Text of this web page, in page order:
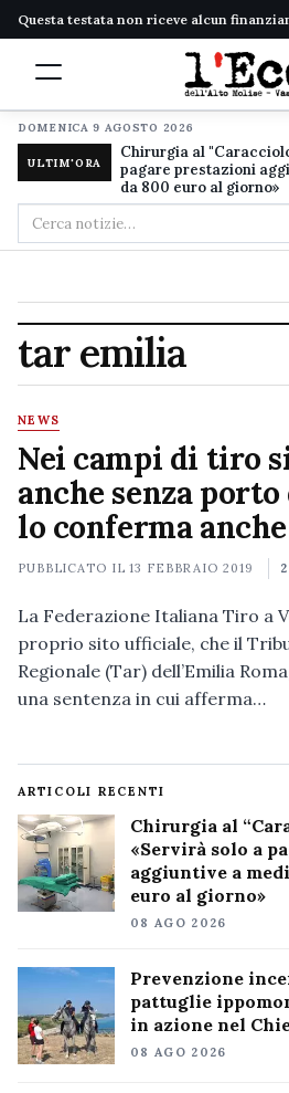
Questa testata non riceve alcun
DOMENICA 9 AGOSTO 2026
ULTIM'ORA
Chirurgia al
pagare prestazioni
da 800 euro al giorno»
Cerca
nel
tar emilia
NEWS
Nei campi di tiro
anche senza porto
lo conferma
PUBBLICATO IL13 FEBBRAIO 2019
La Federazione Italiana Tiro a
proprio sito ufficiale, che il
Regionale (Tar) dell’Emilia
una sentenza in cui afferma…
ARTICOLI RECENTI
Chirurgia al
«Servirà solo a
aggiuntive a
euro al giorno»
08 AGO 2026
Prevenzione
pattuglie
in azione nel
08 AGO 2026